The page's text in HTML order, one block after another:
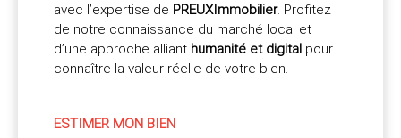
avec l’expertise de PREUXImmobilier. Profitez
de notre connaissance du marché local et
d’une approche alliant humanité et digital pour
connaître la valeur réelle de votre bien.
ESTIMER MON BIEN